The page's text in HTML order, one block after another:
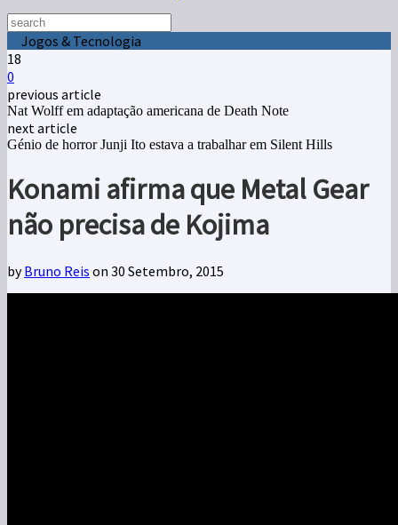
Jogos & Tecnologia
18
0
previous article
Nat Wolff em adaptação americana de Death Note
next article
Génio de horror Junji Ito estava a trabalhar em Silent Hills
Konami afirma que Metal Gear
não precisa de Kojima
byBruno Reis on 30 Setembro, 2015